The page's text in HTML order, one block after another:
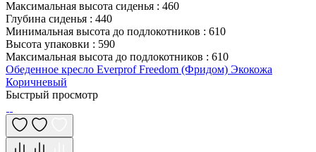
Максимальная высота сиденья : 460
Глубина сиденья : 440
Минимальная высота до подлокотников : 610
Высота упаковки : 590
Максимальная высота до подлокотников : 610
Обеденное кресло Everprof Freedom (Фридом) Экокожа
Коричневый
Быстрый просмотр